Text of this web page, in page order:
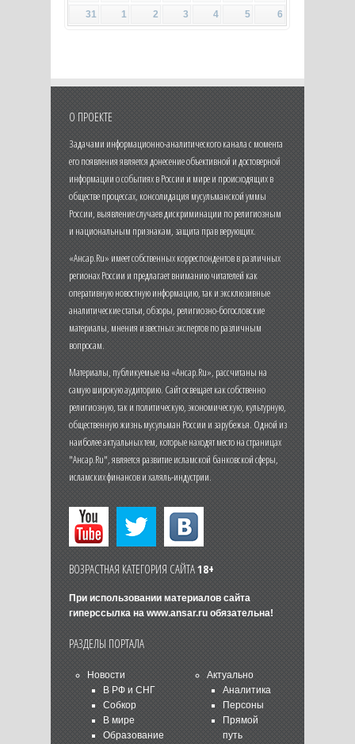
31
1 2 3 4 5 6
О ПРОЕКТЕ
Задачами информационно-аналитического канала с момента
его появления является донесение объективной и достоверной
информации о событиях в России и мире и происходящих в
обществе процессах, консолидация мусульманской уммы
России, выявление случаев дискриминации по религиозным
и национальным признакам, защита прав верующих.
«Ансар.Ru» имеет собственных корреспондентов в различных
регионах России и предлагает вниманию читателей как
оперативную новостную информацию, так и эксклюзивные
аналитические статьи, обзоры, религиозно-богословские
материалы, мнения известных экспертов по различным
вопросам.
Материалы, публикуемые на «Ансар.Ru», рассчитаны на
самую широкую аудиторию. Сайт освещает как собственно
религиозную, так и политическую, экономическую, культурную,
общественную жизнь мусульман России и зарубежья. Одной из
наиболее актуальных тем, которые находят место на страницах
"Ансар.Ru", является развитие исламской банковской сферы,
исламских финансов и халяль-индустрии.
ВОЗРАСТНАЯ КАТЕГОРИЯ САЙТА18+
При использовании материалов сайта
гиперссылка на www.ansar.ruобязательна!
РАЗДЕЛЫ ПОРТАЛА
Новости
В РФ и СНГ
Собкор
В мире
Образование
Актуально
Аналитика
Персоны
Прямой
путь